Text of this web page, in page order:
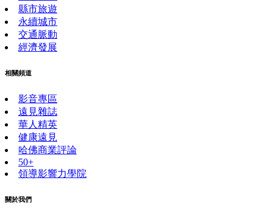
縣市旅遊
永續城市
交通脈動
經濟發展
相關頻道
影音專區
遠見雜誌
華人精英
健康遠見
哈佛商業評論
50+
領導影響力學院
關於我們